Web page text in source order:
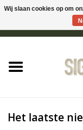
Sigaren accessoires
Het laatste
Wij slaan cookies op om